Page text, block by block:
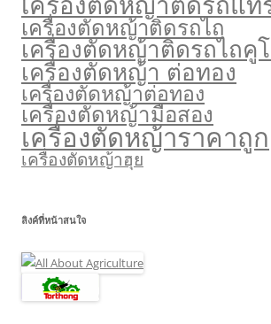
เครื่องตัดหญ้าติดรถไถ
เครื่องตัดหญ้าติดรถไถคู
เครื่องตัดหญ้า ต่อทอง
เครื่องตัดหญ้าต่อทอง
เครื่องตัดหญ้ามือสอง
เครื่องตัดหญ้าราคาถูก
เครื่องตัดหญ้าฮุย
ลิงค์ที่หน้าสนใจ